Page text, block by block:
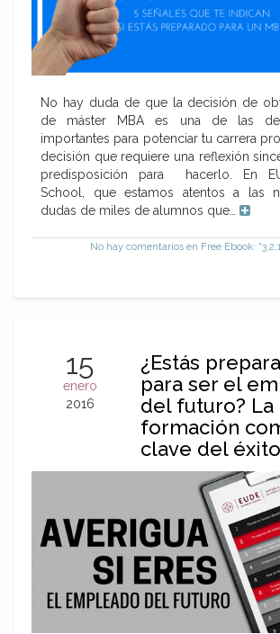
No hay duda de que la decisión de
de máster MBA es una de las
importantes para potenciar tu carrera
decisión que requiere una reflexión
predisposición para hacerlo. En
School, que estamos atentos a las
dudas de miles de alumnos que…
No hay comentarios en Free Ebook:
15
enero
2016
¿Estás
para ser el
del futuro? La
formación
clave del